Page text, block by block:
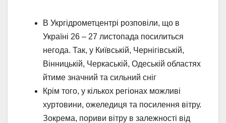
В Укргідрометцентрі розповіли, що в
Україні 26 – 27 листопада посилиться
негода. Так, у Київській, Чернігівській,
Вінницькій, Черкаській, Одеській областях
йтиме значний та сильний сніг
Крім того, у кількох регіонах можливі
хуртовини, ожеледиця та посилення вітру.
Зокрема, пориви вітру в залежності від